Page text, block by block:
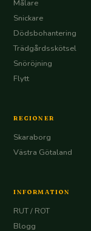
Målare
Snickare
Dödsbohantering
Trädgårdsskötsel
Snöröjning
Flytt
REGIONER
Skaraborg
Västra Götaland
INFORMATION
RUT / ROT
Blogg